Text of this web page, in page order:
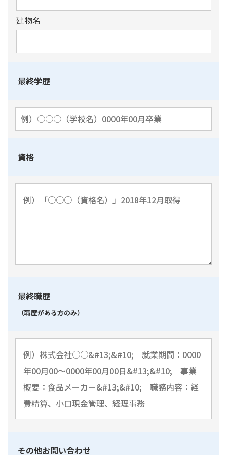
建物名
最終学歴
資格
最終職歴
（職歴がある方のみ）
その他お問い合わせ